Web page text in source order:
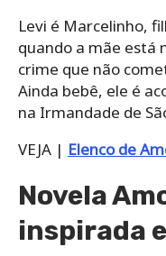
Levi é Marcelinho,
quando a mãe está
crime que não
Ainda bebê, ele é
na Irmandade de
VEJA | Elenco de
Novela
inspirada